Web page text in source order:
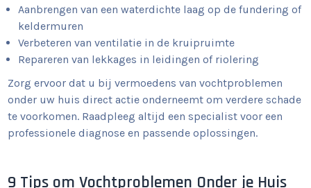
Aanbrengen van een waterdichte laag op de fundering of
keldermuren
Verbeteren van ventilatie in de kruipruimte
Repareren van lekkages in leidingen of riolering
Zorg ervoor dat u bij vermoedens van vochtproblemen
onder uw huis direct actie onderneemt om verdere schade
te voorkomen. Raadpleeg altijd een specialist voor een
professionele diagnose en passende oplossingen.
9 Tips om Vochtproblemen Onder je Huis